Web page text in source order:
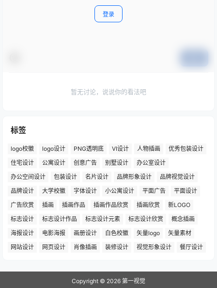
登录
暂无讨论，说说你的看法吧
标签
logo校徽 logo设计 PNG透明底 VI设计 人物插画
优秀包装设计
住宅设计
公寓设计 创意广告 别墅设计
办公室设计
办公空间设计
包装设计 名片设计 品牌形象设计
品牌视觉设计
品牌设计
大学校徽 字体设计 小公寓设计 平面广告
平面设计
广告欣赏
插画 插画作品 插画作品欣赏 插画欣赏
新LOGO
标志设计
标志设计作品 标志设计元素 标志设计欣赏
概念插画
海报设计
电影海报 画册设计 白色校徽 矢量logo
矢量素材
网站设计
网页设计 肖像插画 装修设计 视觉形象设计 餐厅设计
Copyright © 2026 第一视觉